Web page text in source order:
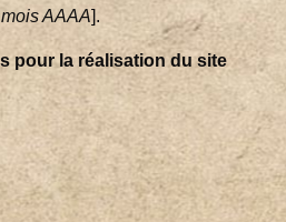
AAAA].
pour la réalisation du site